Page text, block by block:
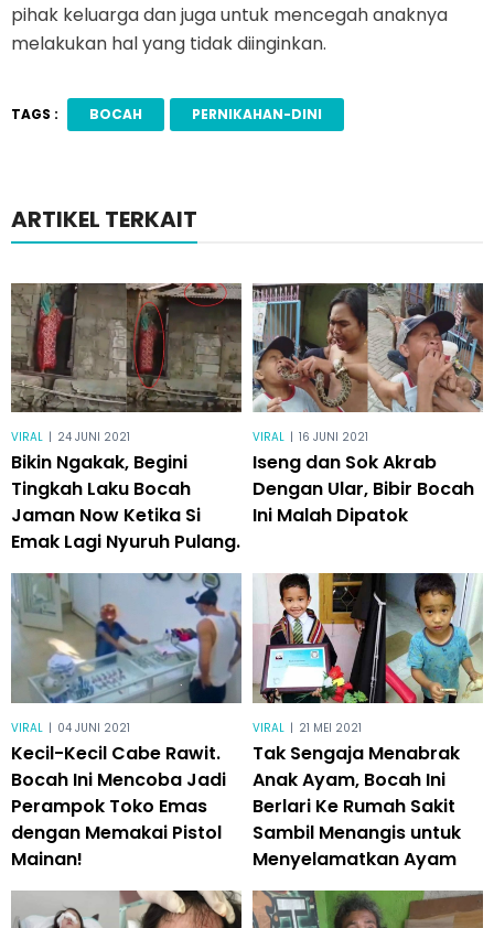
pihak keluarga dan juga untuk mencegah anaknya
melakukan hal yang tidak diinginkan.
TAGS : BOCAH PERNIKAHAN-DINI
ARTIKEL TERKAIT
VIRAL | 24 JUNI 2021
Bikin Ngakak, Begini
Tingkah Laku Bocah
Jaman Now Ketika Si
Emak Lagi Nyuruh Pulang.
VIRAL | 16 JUNI 2021
Iseng dan Sok Akrab
Dengan Ular, Bibir Bocah
Ini Malah Dipatok
VIRAL | 04 JUNI 2021
Kecil-Kecil Cabe Rawit.
Bocah Ini Mencoba Jadi
Perampok Toko Emas
dengan Memakai Pistol
Mainan!
VIRAL | 21 MEI 2021
Tak Sengaja Menabrak
Anak Ayam, Bocah Ini
Berlari Ke Rumah Sakit
Sambil Menangis untuk
Menyelamatkan Ayam